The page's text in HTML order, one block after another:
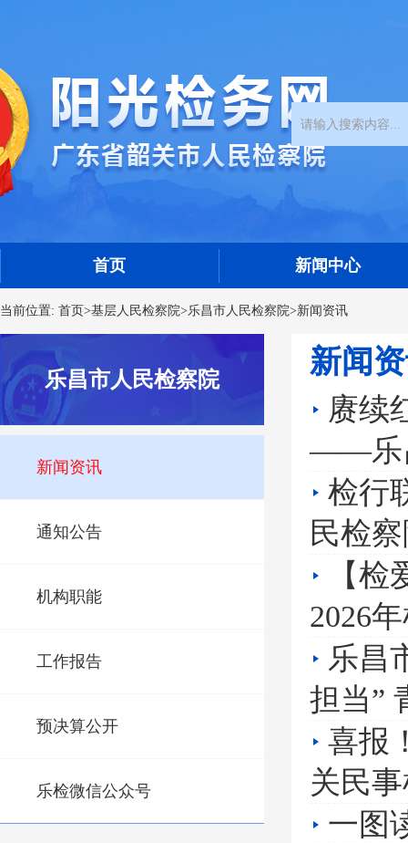
首页 新闻中心
当前位置: 首页>基层人民检察院>乐昌市人民检察院>新闻资讯
乐昌市人民检察院
新闻资讯
通知公告
机构职能
工作报告
预决算公开
乐检微信公众号
新闻
赓续
——乐
检行
民检
【
2026
乐昌
担当”
喜报
关民
一图